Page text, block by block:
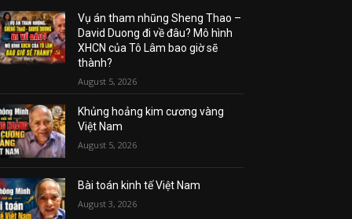
Vụ án tham nhũng Sheng Thao –
David Duong đi về đâu? Mô hình
XHCN của Tô Lâm bao giờ sẽ
thành?
August 5, 2026
Khủng hoảng kim cương vàng
Việt Nam
August 5, 2026
Bài toán kinh tế Việt Nam
August 3, 2026